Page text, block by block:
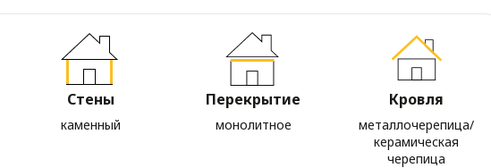
Стены
каменный
Перекрытие
монолитное
Кровля
металлочерепица/
керамическая
черепица